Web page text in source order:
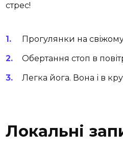
стрес!
Прогулянки на свіжому
Обертання стоп в
Легка йога. Вона і в
Локальні